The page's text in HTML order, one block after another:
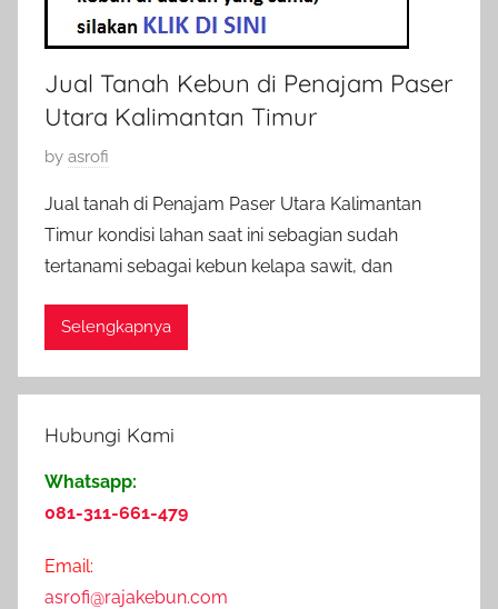
Jual Tanah Kebun di Penajam Paser
Utara Kalimantan Timur
P
s
t
e
d
A
p
l
2
by asrofi
Jual tanah di Penajam Paser Utara Kalimantan
Timur kondisi lahan saat ini sebagian sudah
tertanami sebagai kebun kelapa sawit, dan
Selengkapnya
Hubungi Kami
Whatsapp:
081-311-661-479
Email:
asrofi@rajakebun.com